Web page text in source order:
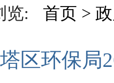
览: 首页 >
区环保局